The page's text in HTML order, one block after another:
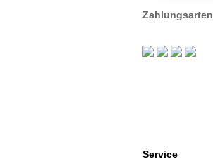
Zahlungsarten
Service